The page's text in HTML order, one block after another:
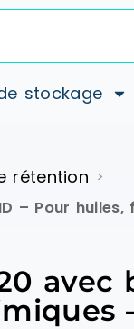
stockage
rétention >
Pour huiles,
–